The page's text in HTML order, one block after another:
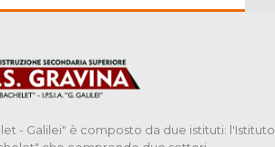
- Galilei" è composto da due istituti: l'Istituto